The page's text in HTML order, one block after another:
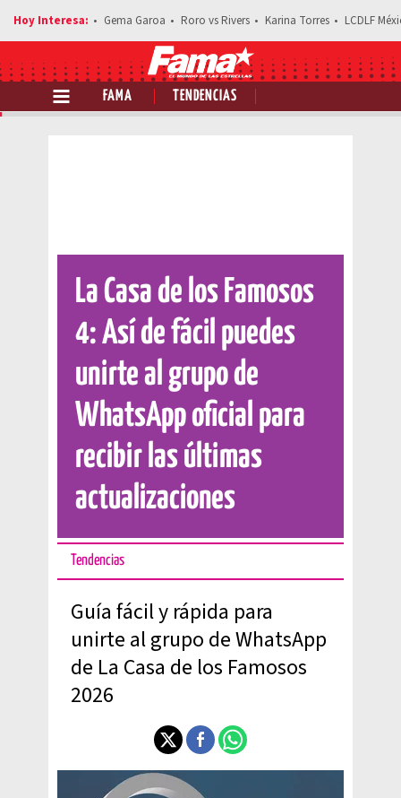
Gema Garoa Roro vs Rivers Karina Torres LCDLF
FAMA TENDENCIAS
Comparte esta noticia
La Casa de los Famosos
4: Así de fácil puedes
unirte al grupo de
WhatsApp oficial para
recibir las últimas
actualizaciones
Tendencias
Guía fácil y rápida para
unirte al grupo de WhatsApp
de La Casa de los Famosos
2026